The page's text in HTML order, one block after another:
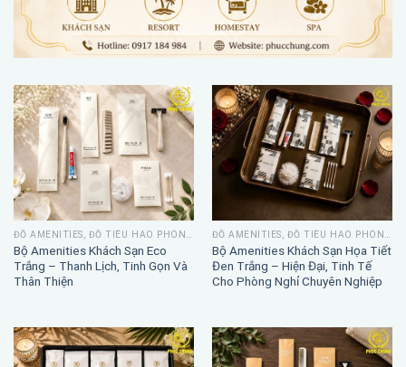
Bộ Amenities Khách Sạn Eco
Trắng – Thanh Lịch, Tinh Gọn Và
Thân Thiện
Bộ Amenities Khách Sạn Họa Tiết
Đen Trắng – Hiện Đại, Tinh Tế
Cho Phòng Nghỉ Chuyên Nghiệp